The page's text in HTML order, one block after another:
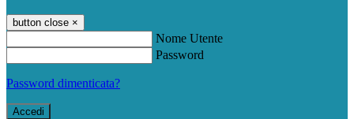
button close ×
Nome Utente
Password
Password dimenticata?